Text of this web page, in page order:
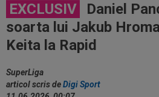
EXCLUSIV
Daniel
soarta lui Jakub
Keita la Rapid
SuperLiga
articol scris deDigi Sport